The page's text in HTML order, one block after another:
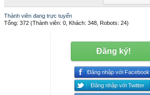
Thành viên đang trực tuyến
Tổng: 372 (Thành viên: 0, Khách: 348, Robots: 24)
Đăng ký!
Đăng nhập với Facebook
Đăng nhập với Twitter